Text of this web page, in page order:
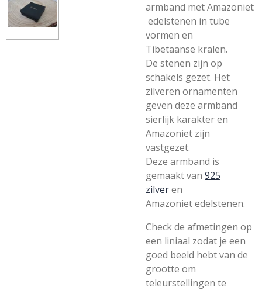
armband met Amazoniet
edelstenen in tube
vormen en
Tibetaanse kralen.
De stenen zijn op
schakels gezet. Het
zilveren ornamenten
geven deze armband
sierlijk karakter en
Amazoniet zijn
vastgezet.
Deze armband is
gemaakt van 925
zilveren
Amazonietedelstenen.
Check de afmetingen op
een liniaal zodat je een
goed beeld hebt van de
grootte om
teleurstellingen te